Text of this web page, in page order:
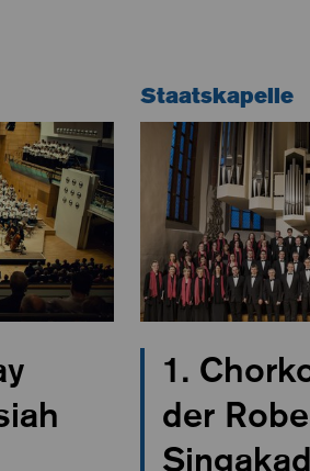
Staatskapelle
1.
der